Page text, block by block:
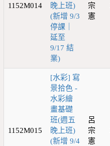
1152M014
晚上班)
(新增 9/3
停課｜
延至
9/17 結
業)
宗
憲
1152M015
[水彩] 寫
景拾色 -
水彩繪
畫基礎
班(週五
晚上班)
(新增 9/4
呂
宗
憲